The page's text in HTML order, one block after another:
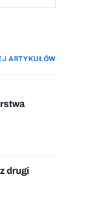
ARTYKUŁÓW
drugi